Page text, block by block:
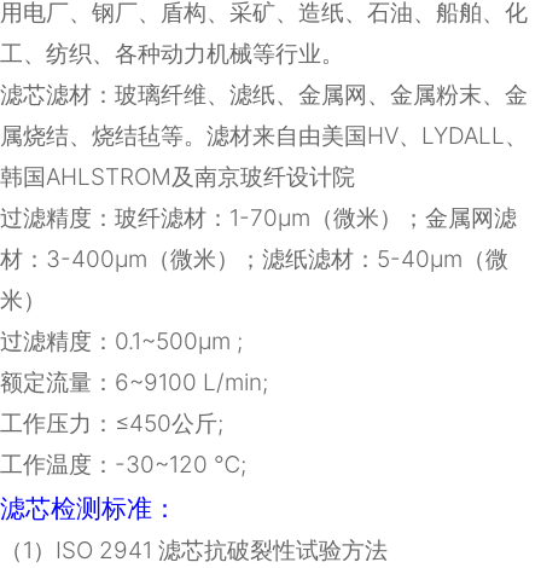
用电厂、钢厂、盾构、采矿、造纸、石油、船舶、化
工、纺织、各种动力机械等行业。
滤芯滤材： 玻璃纤维、滤纸、金属网、金属粉末、金
属烧结、烧结毡等。滤材来自由美国HV、LYDALL、
韩国AHLSTROM及南京玻纤设计院
过滤精度：玻纤滤材：1-70μm（微米）；金属网滤
材：3-400μm（微米）；滤纸滤材：5-40μm（微
米）
过滤精度： 0.1~500μm ;
额定流量： 6~9100 L/min;
工作压力：≤450公斤;
工作温度： -30~120 ℃;
滤芯检测标准：
（1 ） ISO 2941 滤芯抗破裂性试验方法